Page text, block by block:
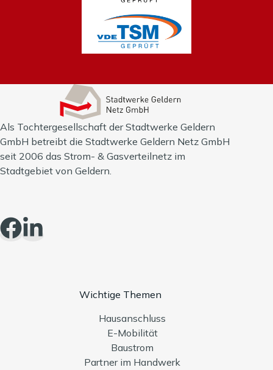
Als Tochtergesellschaft der Stadtwerke Geldern
GmbH betreibt die Stadtwerke Geldern Netz GmbH
seit 2006 das Strom- & Gasverteilnetz im
Stadtgebiet von Geldern.
Wichtige Themen
Hausanschluss
E-Mobilität
Baustrom
Partner im Handwerk